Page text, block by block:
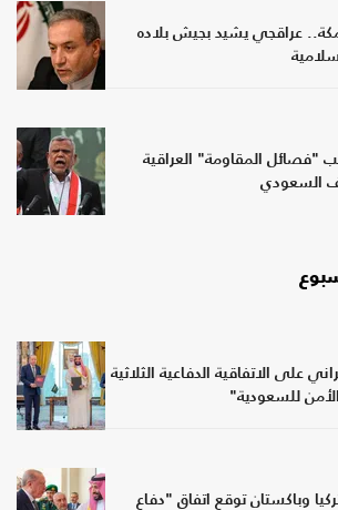
مكة.. عراقجي يشيد بجيش بلاده
"فصائل المقاومة" العراقية
السعودي
على الاتفاقية الدفاعية الثلاثية
للسعودية"
وباكستان توقع اتفاق "دفاع